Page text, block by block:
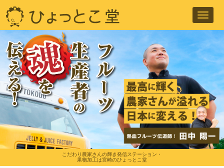
こだわり農家さんの輝き発信ステーション・
果物加工は宮崎のひょっとこ堂